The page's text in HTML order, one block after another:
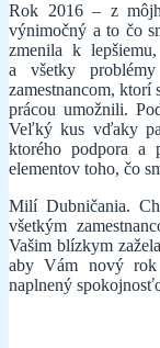
Rok 2016 – z
výnimočný a to čo
zmenila k
a všetky
zamestnancom, ktorí
prácou umožnili.
Veľký kus vďaky
ktorého podpora a
elementov toho, čo
Milí Dubničania.
všetkým
Vašim blízkym
aby Vám nový
naplnený